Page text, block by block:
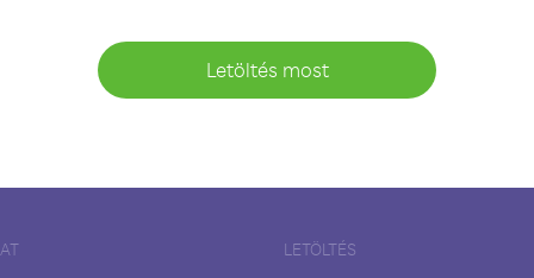
Letöltés most
LETÖLTÉS